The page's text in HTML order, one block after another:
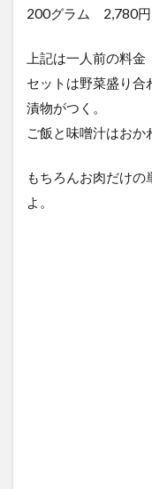
200グラム 2,780円
上記は一人前の料金
セットは野菜盛り合
漬物がつく。
ご飯と味噌汁はおか
もちろんお肉だけの
よ。